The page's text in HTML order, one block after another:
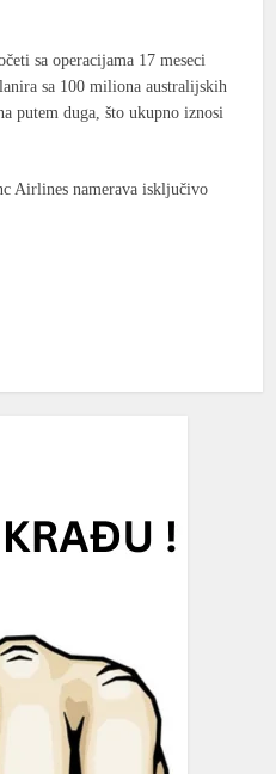
sa operacijama 17 meseci
sa 100 miliona australijskih
putem duga, što ukupno iznosi
Airlines namerava isključivo